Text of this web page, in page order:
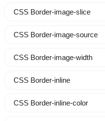
CSS Border-image-slice
CSS Border-image-source
CSS Border-image-width
CSS Border-inline
CSS Border-inline-color